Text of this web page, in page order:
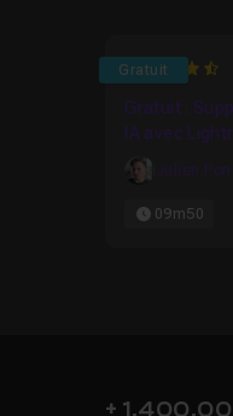
Gratuit
Gratuit :
IA avec
Julien
09m50
+